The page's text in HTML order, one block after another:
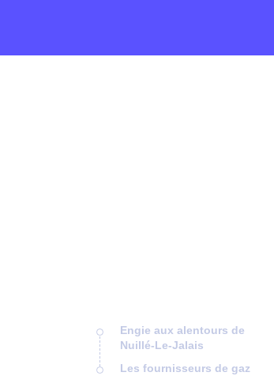
Engie aux alentours de
Nuillé-Le-Jalais
Les fournisseurs de gaz